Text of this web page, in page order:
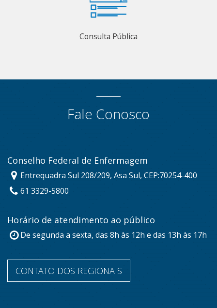
Consulta Pública
Fale Conosco
Conselho Federal de Enfermagem
Entrequadra Sul 208/209, Asa Sul, CEP:70254-400
61 3329-5800
Horário de atendimento ao público
De segunda a sexta, das 8h às 12h e das 13h às 17h
CONTATO DOS REGIONAIS